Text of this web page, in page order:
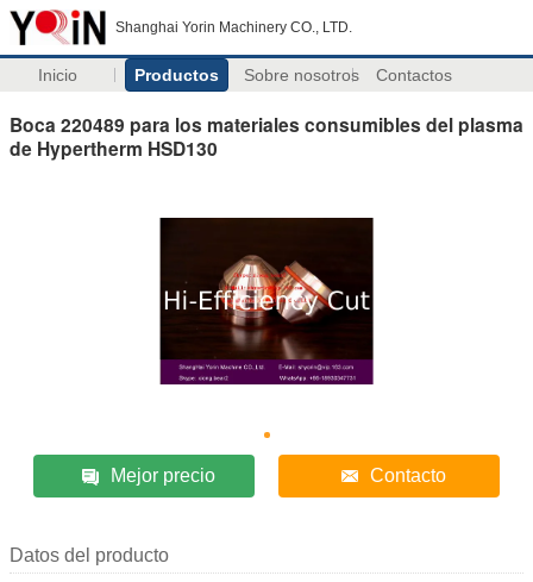
Shanghai Yorin Machinery CO., LTD.
Inicio Productos Sobre nosotros Contactos
Boca 220489 para los materiales consumibles del plasma
de Hypertherm HSD130
Mejor precio Contacto
Datos del producto